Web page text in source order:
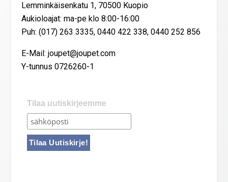
Lemminkäisenkatu 1, 70500 Kuopio
Aukioloajat: ma-pe klo 8:00-16:00
Puh: (017) 263 3335, 0440 422 338, 0440 252 856
E-Mail: joupet@joupet.com
Y-tunnus 0726260-1
Tilaa uutiskirjeemme